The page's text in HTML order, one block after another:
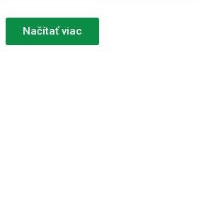
Načítať viac